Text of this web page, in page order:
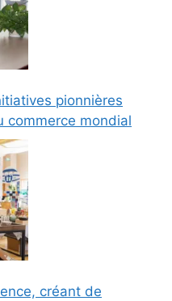
pionnières
commerce mondial
créant de